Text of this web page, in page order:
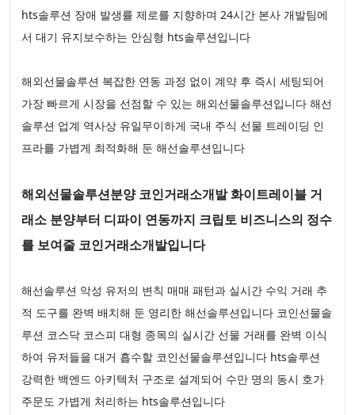
hts솔루션 장애 발생률 제로를 지향하며 24시간 본사 개발팀에
서 대기 유지보수하는 안심형 hts솔루션입니다
해외선물솔루션 복잡한 연동 과정 없이 계약 후 즉시 세팅되어
가장 빠르게 시장을 선점할 수 있는 해외선물솔루션입니다 해선
솔루션 업계 역사상 유일무이하게 국내 주식 선물 트레이딩 인
프라를 가볍게 최적화해 둔 해선솔루션입니다
해외선물솔루션분양 코인거래소개발 화이트레이블 거
래소 분양부터 디파이 연동까지 크립토 비즈니스의 정수
를 보여줄 코인거래소개발입니다
해선솔루션 악성 유저의 변칙 매매 패턴과 실시간 수익 거래 추
적 도구를 완벽 배치해 둔 영리한 해선솔루션입니다 코인선물솔
루션 코스닥 코스피 대형 종목의 실시간 선물 거래를 완벽 이식
하여 유저들을 대거 흡수할 코인선물솔루션입니다 hts솔루션
강력한 백엔드 아키텍처 구조로 설계되어 수만 명의 동시 호가
주문도 가볍게 처리하는 hts솔루션입니다